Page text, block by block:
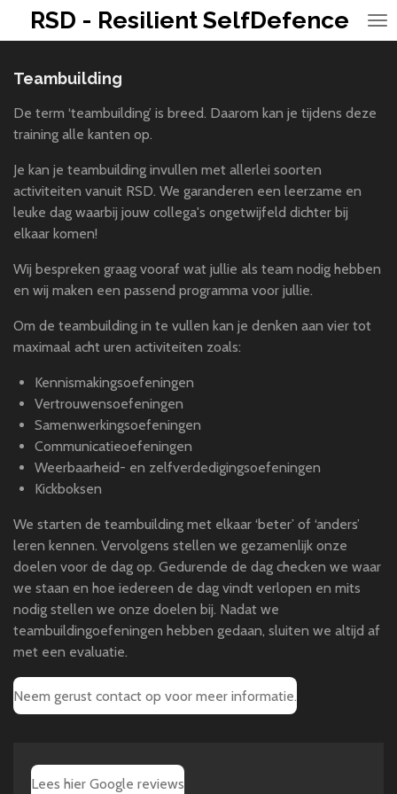
direct
de
RSD - Resilient SelfDefence
Teambuilding
De term ‘teambuilding’ is breed. Daarom kan je tijdens deze
training alle kanten op.
Je kan je teambuilding invullen met allerlei soorten
activiteiten vanuit RSD. We garanderen een leerzame en
leuke dag waarbij jouw collega's ongetwijfeld dichter bij
elkaar komen!
Wij bespreken graag vooraf wat jullie als team nodig hebben
en wij maken een passend programma voor jullie.
Om de teambuilding in te vullen kan je denken aan vier tot
maximaal acht uren activiteiten zoals:
Kennismakingsoefeningen
Vertrouwensoefeningen
Samenwerkingsoefeningen
Communicatieoefeningen
Weerbaarheid- en zelfverdedigingsoefeningen
Kickboksen
We starten de teambuilding met elkaar ‘beter’ of ‘anders’
leren kennen. Vervolgens stellen we gezamenlijk onze
doelen voor de dag op. Gedurende de dag checken we waar
we staan en hoe iedereen de dag vindt verlopen en mits
nodig stellen we onze doelen bij. Nadat we
teambuildingoefeningen hebben gedaan, sluiten we altijd af
met een evaluatie.
Neem gerust contact op voor meer informatie.
Lees hier Google reviews